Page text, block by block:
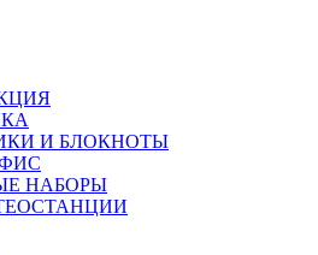
И БЛОКНОТЫ
НАБОРЫ